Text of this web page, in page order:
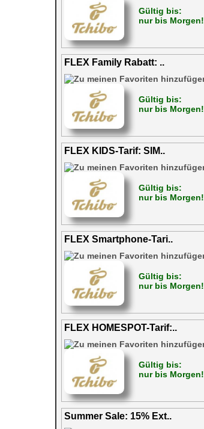
Gültig bis:
nur bis Morgen!
FLEX Family Rabatt: ..
Gültig bis:
nur bis Morgen!
FLEX KIDS-Tarif: SIM..
Gültig bis:
nur bis Morgen!
FLEX Smartphone-Tari..
Gültig bis:
nur bis Morgen!
FLEX HOMESPOT-Tarif:..
Gültig bis:
nur bis Morgen!
Summer Sale: 15% Ext..